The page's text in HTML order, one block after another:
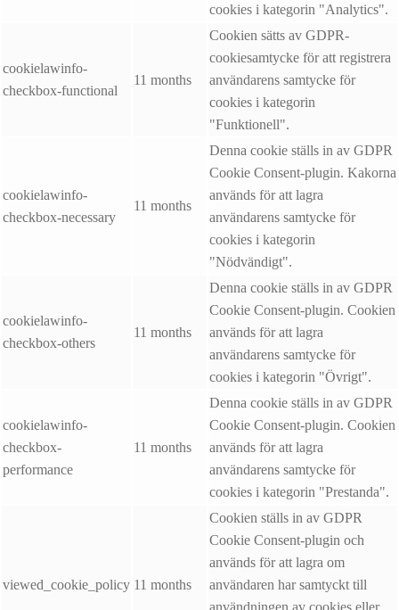
cookies i kategorin "Analytics".
cookielawinfo-
checkbox-functional
11 months
Cookien sätts av GDPR-
cookiesamtycke för att registrera
användarens samtycke för
cookies i kategorin
"Funktionell".
cookielawinfo-
checkbox-necessary
11 months
Denna cookie ställs in av GDPR
Cookie Consent-plugin. Kakorna
används för att lagra
användarens samtycke för
cookies i kategorin
"Nödvändigt".
cookielawinfo-
checkbox-others
11 months
Denna cookie ställs in av GDPR
Cookie Consent-plugin. Cookien
används för att lagra
användarens samtycke för
cookies i kategorin "Övrigt".
cookielawinfo-
checkbox-
performance
11 months
Denna cookie ställs in av GDPR
Cookie Consent-plugin. Cookien
används för att lagra
användarens samtycke för
cookies i kategorin "Prestanda".
viewed_cookie_policy 11 months
Cookien ställs in av GDPR
Cookie Consent-plugin och
används för att lagra om
användaren har samtyckt till
användningen av cookies eller